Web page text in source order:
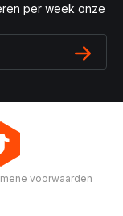
per week onze
voorwaarden